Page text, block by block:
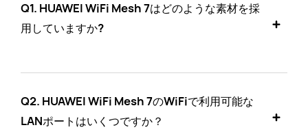
Q1. HUAWEI WiFi Mesh 7はどのような素材を採
用していますか?
Q2. HUAWEI WiFi Mesh 7のWiFiで利用可能な
LANポートはいくつですか？